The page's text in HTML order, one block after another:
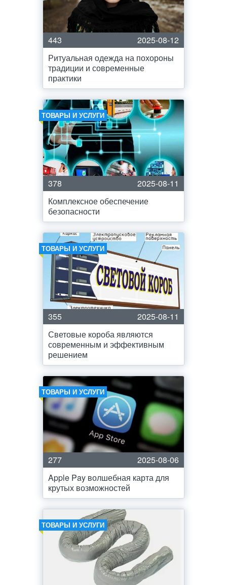
443
2025-08-12
Ритуальная одежда на похороны
традиции и современные
практики
ТОВАРЫ И УСЛУГИ
378
2025-08-11
Комплексное обеспечение
безопасности
ТОВАРЫ И УСЛУГИ
355
2025-08-11
Световые короба являются
современным и эффективным
решением
ТОВАРЫ И УСЛУГИ
277
2025-08-06
Apple Pay волшебная карта для
крутых возможностей
ТОВАРЫ И УСЛУГИ